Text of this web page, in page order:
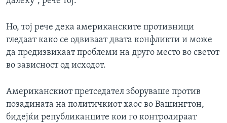
Но, тој рече дека американските противници
гледаат како се одвиваат двата конфликти и може
да предизвикаат проблеми на друго место во светот
во зависност од исходот.
Американскиот претседател зборуваше против
позадината на политичкиот хаос во Вашингтон,
бидејќи републиканците кои го контролираат